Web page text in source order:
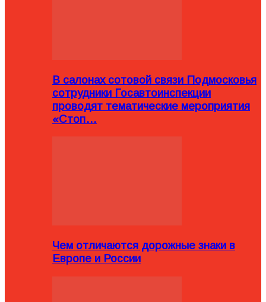
В салонах сотовой связи Подмосковья
сотрудники Госавтоинспекции
проводят тематические мероприятия
«Стоп…
Чем отличаются дорожные знаки в
Европе и России